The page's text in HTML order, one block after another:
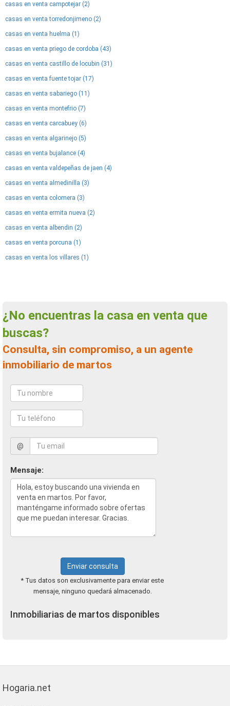
casas en venta campotejar (2)
casas en venta torredonjimeno (2)
casas en venta huelma (1)
casas en venta priego de cordoba (43)
casas en venta castillo de locubin (31)
casas en venta fuente tojar (17)
casas en venta sabariego (11)
casas en venta montefrio (7)
casas en venta carcabuey (6)
casas en venta algarinejo (5)
casas en venta bujalance (4)
casas en venta valdepeñas de jaen (4)
casas en venta almedinilla (3)
casas en venta colomera (3)
casas en venta ermita nueva (2)
casas en venta albendin (2)
casas en venta porcuna (1)
casas en venta los villares (1)
¿No encuentras la casa en venta que
buscas?
Consulta, sin compromiso, a un agente
inmobiliario de martos
@
Mensaje:
Enviar consulta
* Tus datos son exclusivamente para enviar este
mensaje, ninguno quedará almacenado.
Inmobiliarias de martos disponibles
Hogaria.net